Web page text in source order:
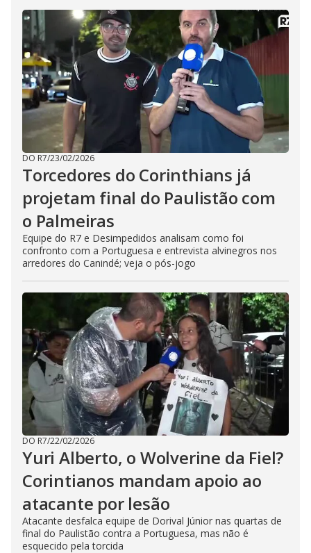
DO R7/23/02/2026
Torcedores do Corinthians já
projetam final do Paulistão com
o Palmeiras
Equipe do R7 e Desimpedidos analisam como foi
confronto com a Portuguesa e entrevista alvinegros nos
arredores do Canindé; veja o pós-jogo
DO R7/22/02/2026
Yuri Alberto, o Wolverine da Fiel?
Corintianos mandam apoio ao
atacante por lesão
Atacante desfalca equipe de Dorival Júnior nas quartas de
final do Paulistão contra a Portuguesa, mas não é
esquecido pela torcida